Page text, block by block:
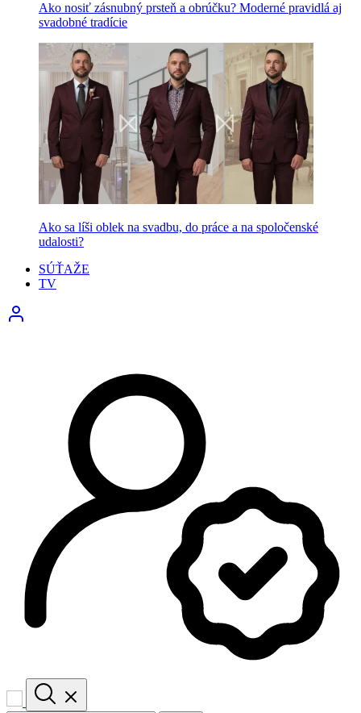
Ako nosiť zásnubný prsteň a obrúčku? Moderné pravidlá aj
svadobné tradície
Ako sa líši oblek na svadbu, do práce a na spoločenské
udalosti?
SÚŤAŽE
TV